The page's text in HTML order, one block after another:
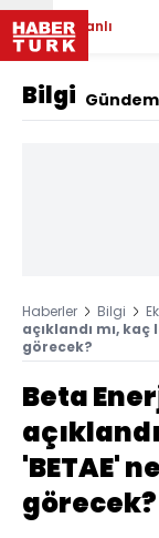
Canlı
Bilgi Gündem
Haberler Bilgi
açıklandı mı,
görecek?
Beta
'BETAE'
görecek?